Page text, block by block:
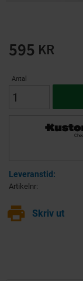
595 KR
Antal
Artikelnr
print Skriv ut